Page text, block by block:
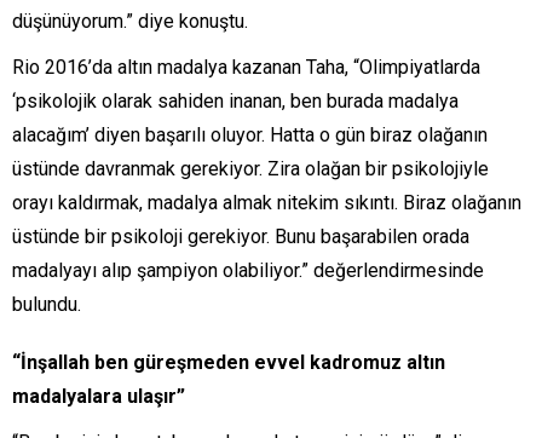
düşünüyorum.” diye konuştu.
Rio 2016’da altın madalya kazanan Taha, “Olimpiyatlarda
‘psikolojik olarak sahiden inanan, ben burada madalya
alacağım’ diyen başarılı oluyor. Hatta o gün biraz olağanın
üstünde davranmak gerekiyor. Zira olağan bir psikolojiyle
orayı kaldırmak, madalya almak nitekim sıkıntı. Biraz olağanın
üstünde bir psikoloji gerekiyor. Bunu başarabilen orada
madalyayı alıp şampiyon olabiliyor.” değerlendirmesinde
bulundu.
“İnşallah ben güreşmeden evvel kadromuz altın
madalyalara ulaşır”